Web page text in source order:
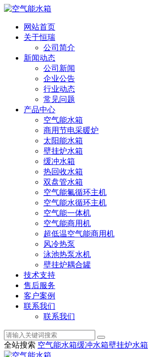
网站首页
关于恒瑞
公司简介
新闻动态
公司新闻
企业公告
行业动态
常见问题
产品中心
空气能水箱
商用节电采暖炉
太阳能水箱
壁挂炉水箱
缓冲水箱
热回收水箱
双盘管水箱
空气能氟循环主机
空气能水循环主机
空气能一体机
空气能商用机
超低温空气能商用机
风冷热泵
泳池热泵水机
壁挂炉耦合罐
技术支持
售后服务
客户案例
联系我们
联系我们
全站搜索 空气能水箱缓冲水箱壁挂炉水箱